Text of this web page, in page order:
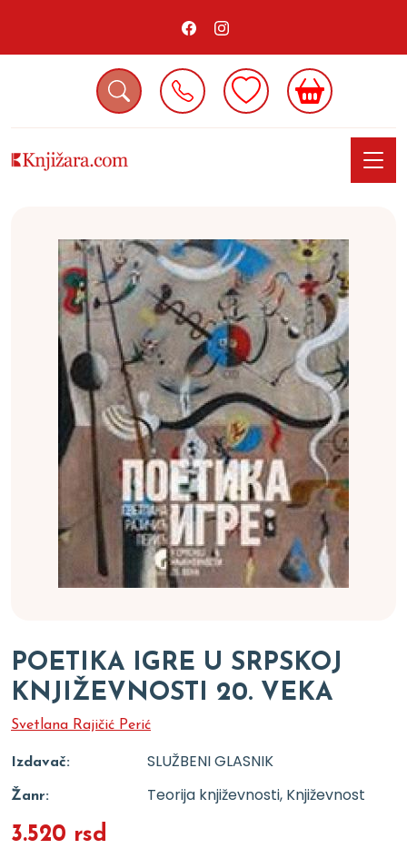
POETIKA IGRE U SRPSKOJ
KNJIŽEVNOSTI 20. VEKA
Svetlana Rajičić Perić
Izdavač: SLUŽBENI GLASNIK
Žanr: Teorija književnosti, Književnost
3.520 rsd